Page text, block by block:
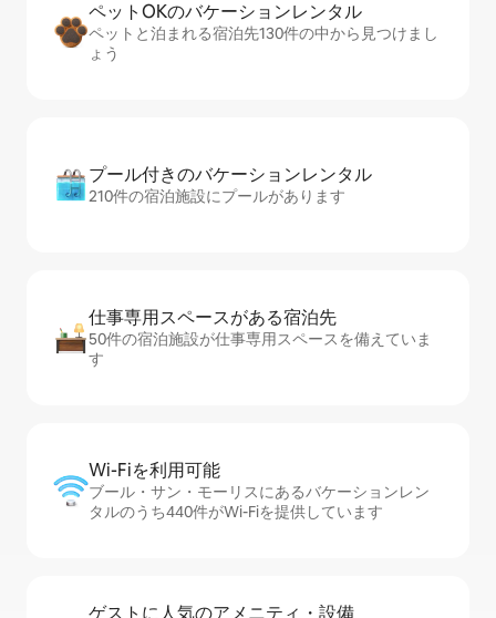
ペットOKのバ⁠ケ⁠ー⁠シ⁠ョ⁠ンレ⁠ン⁠タ⁠ル
ペットと泊まれる宿泊先130件の中から見つけまし
ょう
プール付きのバ⁠ケ⁠ー⁠シ⁠ョ⁠ンレ⁠ン⁠タ⁠ル
210件の宿泊施設にプールがあります
仕事専用ス⁠ペ⁠ー⁠スがあ⁠る宿⁠泊⁠先
50件の宿泊施設が仕事専用スペースを備えていま
す
Wi-Fiを利⁠用⁠可⁠能
ブール・サン・モーリスにあるバケーションレン
タルのうち440件がWi-Fiを提供しています
ゲストに人⁠気⁠のア⁠メ⁠ニ⁠テ⁠ィ・設⁠備